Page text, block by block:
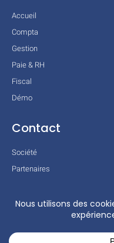
Accueil
Compta
Gestion
Paie & RH
Fiscal
Démo
Contact
Société
Partenaires
Mentions légales
Conditions générales
Actualités